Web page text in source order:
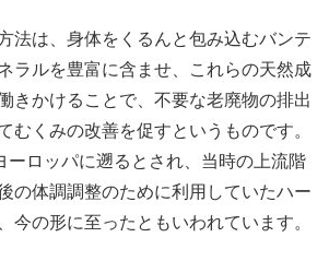
法は、身体をくるんと包み込むバンテ
ラルを豊富に含ませ、これらの天然成
きかけることで、不要な老廃物の排出
むくみの改善を促すというものです。
ーロッパに遡るとされ、当時の上流階
の体調調整のために利用していたハー
今の形に至ったともいわれています。